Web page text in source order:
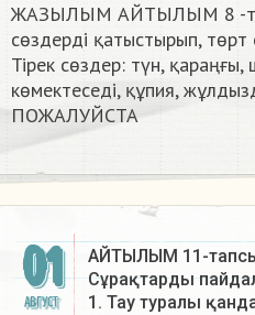
ЖАЗЫЛЫМ АЙТЫЛЫМ 8 -
сөздерді қатыстырып,
Тірек сөздер: түн,
көмектеседі, құпия,
ПОЖАЛУЙСТА​
01
АВГУСТ
АЙТЫЛЫМ 11-
Сұрақтарды
1. Тау туралы